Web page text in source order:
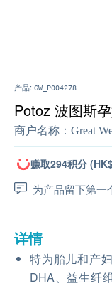
产品: GW_P004278
Potoz 波图斯
商户名称： Great
赚取294积分
为产品留下第一
详情
特为胎儿和产
DHA、益生纤